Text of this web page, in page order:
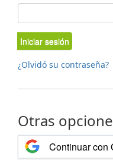
Iniciar sesión
¿Olvidó su contraseña?
Otras
Continuar con